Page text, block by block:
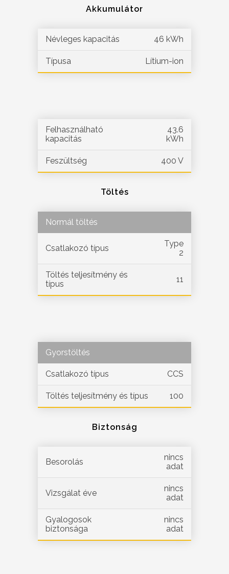
Akkumulátor
Névleges kapacitás 46 kWh
Típusa Lítium-ion
Felhasználható
kapacitás
43.6
kWh
Feszültség 400 V
Töltés
Normál töltés
Csatlakozó típus
Type
2
Töltés teljesítmény és
típus
11
Gyorstöltés
Csatlakozó típus CCS
Töltés teljesítmény és típus 100
Biztonság
Besorolás
nincs
adat
Vizsgálat éve
nincs
adat
Gyalogosok
biztonsága
nincs
adat